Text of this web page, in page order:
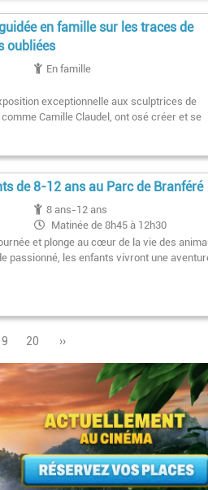
en famille sur les traces de
oubliées
En famille
exceptionnelle aux sculptrices de
Camille Claudel, ont osé créer et se
de 8-12 ans au Parc de Branféré
8 ans-12 ans
Matinée de 8h45 à 12h30
et plonge au cœur de la vie des
passionné, les enfants vivront une
Page
20
Page
››